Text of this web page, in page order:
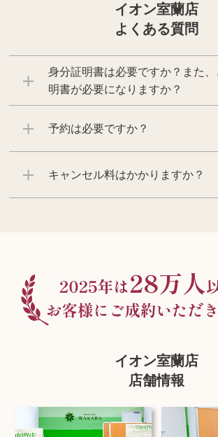
イオン室蘭店
よくある質問
身分証明書は必要ですか？また
明書が必要になりますか？
予約は必要ですか？
キャンセル料はかかりますか？
イオン室蘭店
店舗情報